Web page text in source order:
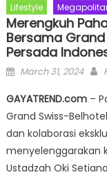
Lifestyle
Merengkuh
Bersama
Persada
Posted
March 31, 2024
GAYATREND.com–
Grand Swiss-
dan kolaborasi
menyelenggarakan
Ustadzah Oki